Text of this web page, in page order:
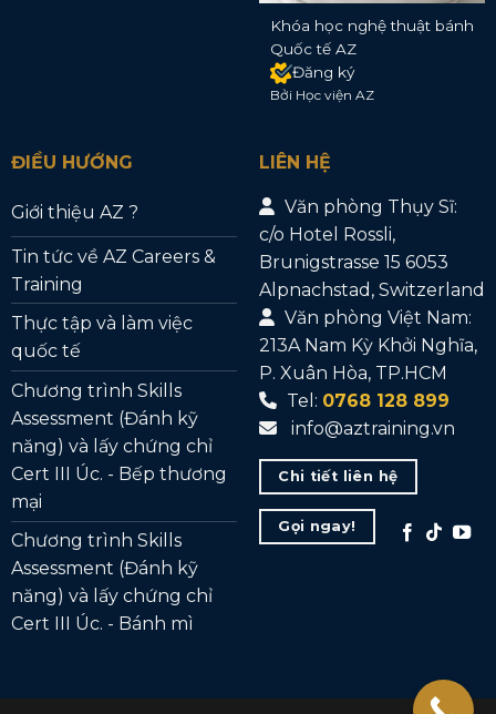
Khóa học nghệ thuật bánh
Quốc tế AZ
Đăng ký
Bởi Học viện AZ
ĐIỀU HƯỚNG
Giới thiệu AZ ?
Tin tức về AZ Careers &
Training
Thực tập và làm việc
quốc tế
Chương trình Skills
Assessment (Đánh kỹ
năng) và lấy chứng chỉ
Cert III Úc. - Bếp thương
mại
Chương trình Skills
Assessment (Đánh kỹ
năng) và lấy chứng chỉ
Cert III Úc. - Bánh mì
LIÊN HỆ
Văn phòng Thụy Sĩ:
c/o Hotel Rossli,
Brunigstrasse 15 6053
Alpnachstad, Switzerland
Văn phòng Việt Nam:
213A Nam Kỳ Khởi Nghĩa,
P. Xuân Hòa, TP.HCM
Tel: 0768 128 899
info@aztraining.vn
Chi tiết liên hệ
Gọi ngay!